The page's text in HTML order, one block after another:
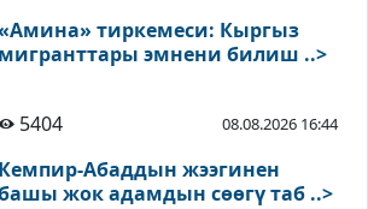
тиркемеси: Кыргыз
мигранттары эмнени билиш ..>
5404 08.08.2026 16:44
Кемпир-Абаддын жээгинен
жок адамдын сөөгү таб ..>